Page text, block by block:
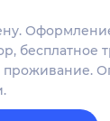
бесплатное
проживание.